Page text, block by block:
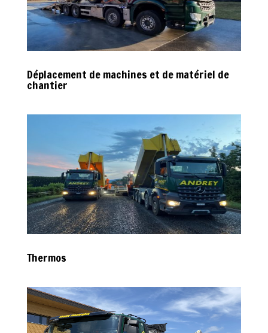
Déplacement de machines et de matériel de
chantier
Thermos